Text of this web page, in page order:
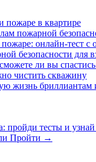
пожаре в квартире
пожарной
онлайн-тест с
безопасности для
ли вы
чистить скважину
жизнь бриллиантам
пройди тесты и
Пройти →